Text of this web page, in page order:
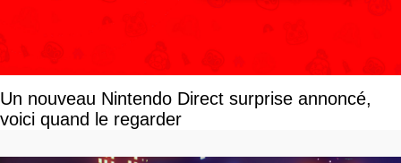
Un nouveau Nintendo Direct surprise annoncé,
voici quand le regarder